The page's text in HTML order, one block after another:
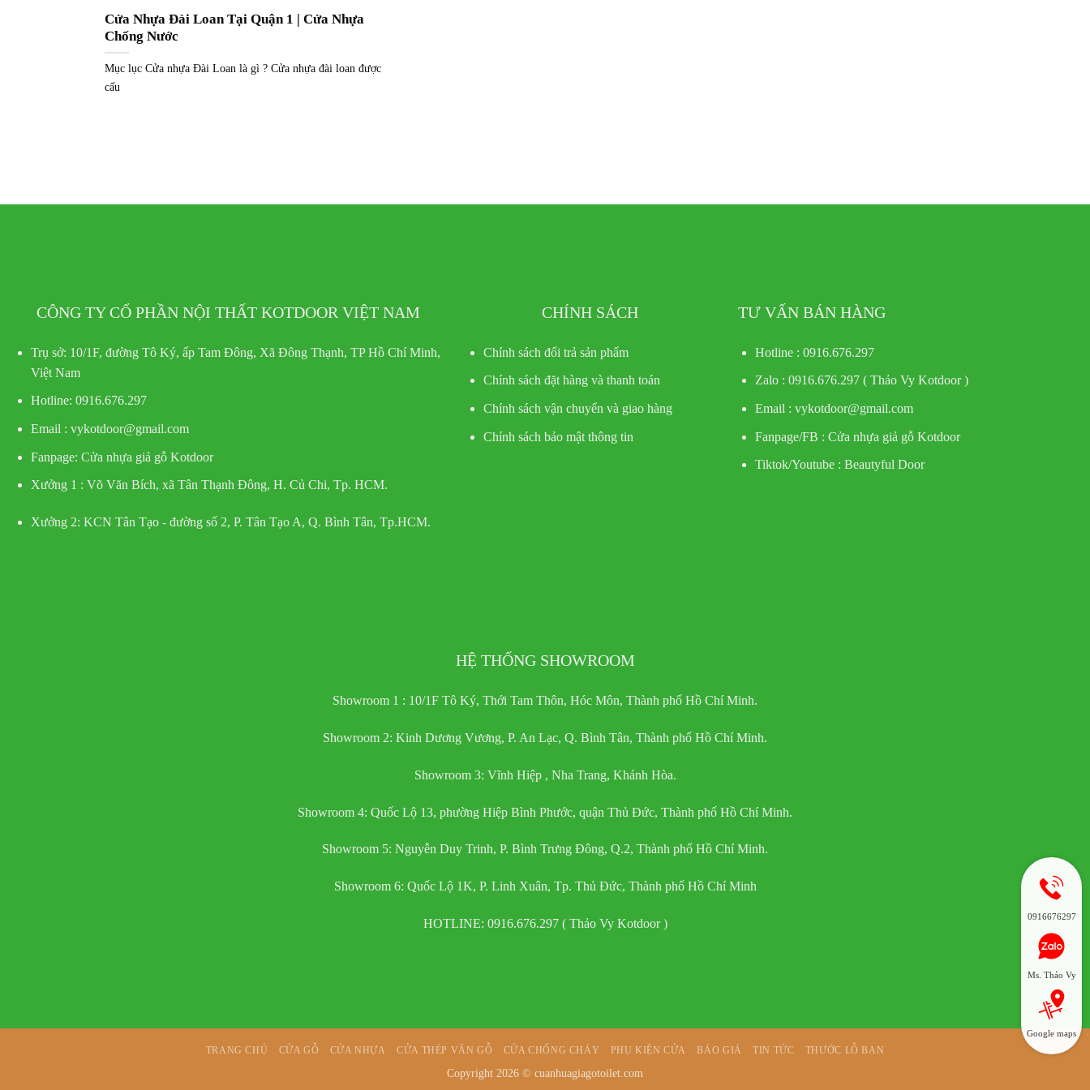
Cửa Nhựa Đài Loan Tại Quận 1 | Cửa Nhựa
Chống Nước
Mục lục Cửa nhựa Đài Loan là gì ? Cửa nhựa đài loan được
cấu
CÔNG TY CỔ PHẦN NỘI THẤT KOTDOOR VIỆT NAM
Trụ sở: 10/1F, đường Tô Ký, ấp Tam Đông, Xã Đông Thạnh, TP Hồ Chí Minh,
Việt Nam
Hotline: 0916.676.297
Email : vykotdoor@gmail.com
Fanpage: Cửa nhựa giả gỗ Kotdoor
Xưởng 1 : Võ Văn Bích, xã Tân Thạnh Đông, H. Củ Chi, Tp. HCM.
Xưởng 2: KCN Tân Tạo - đường số 2, P. Tân Tạo A, Q. Bình Tân, Tp.HCM.
CHÍNH SÁCH
Chính sách đổi trả sản phẩm
Chính sách đặt hàng và thanh toán
Chính sách vận chuyển và giao hàng
Chính sách bảo mật thông tin
TƯ VẤN BÁN HÀNG
Hotline : 0916.676.297
Zalo : 0916.676.297 ( Thảo Vy Kotdoor )
Email : vykotdoor@gmail.com
Fanpage/FB :Cửa nhựa giả gỗ Kotdoor
Tiktok/Youtube :Beautyful Door
HỆ THỐNG SHOWROOM
Showroom 1 : 10/1F Tô Ký, Thới Tam Thôn, Hóc Môn, Thành phố Hồ Chí Minh.
Showroom 2: Kinh Dương Vương, P. An Lạc, Q. Bình Tân, Thành phố Hồ Chí Minh.
Showroom 3: Vĩnh Hiệp , Nha Trang, Khánh Hòa.
Showroom 4: Quốc Lộ 13, phường Hiệp Bình Phước, quận Thủ Đức, Thành phố Hồ Chí Minh.
Showroom 5: Nguyễn Duy Trinh, P. Bình Trưng Đông, Q.2, Thành phố Hồ Chí Minh.
Showroom 6: Quốc Lộ 1K, P. Linh Xuân, Tp. Thủ Đức, Thành phố Hồ Chí Minh
HOTLINE: 0916.676.297 ( Thảo Vy Kotdoor )
TRANG CHỦ CỬA GỖ CỬA NHỰA CỬA THÉP VÂN GỖ CỬA CHỐNG CHÁY PHỤ KIỆN CỬA BÁO GIÁ TIN TỨC THƯỚC LỖ BAN
Copyright 2026 © cuanhuagiagotoilet.com
0916676297
Ms. Thảo Vy
Google maps